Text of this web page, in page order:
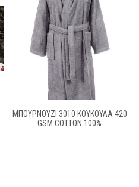
ΜΠΟΥΡΝΟΥΖΙ 3010 ΚΟΥΚΟΥΛΑ 420
GSM COTTON 100%